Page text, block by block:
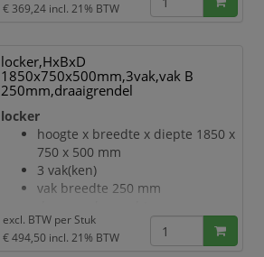
per vak een vastgelaste
verdraaibare, dubbele
schuifhaken
openslaande deur met
etikettenlijst en ventilatiesleuven
inliggende deuren met
binnenliggende penscharnieren
Elke deur is standaard uitgerust
met een systeem voor gedempte
sluiting
Hoge stabiliteit en torsiestijfheid
dankzij m
€ 369,24 incl. 21% BTW
locker,HxBxD
1850x750x500mm,3vak,vak B
250mm,draaigrendel
locker
hoogte x breedte x diepte 1850 x
750 x 500 mm
3 vak(ken)
vak breedte 250 mm
deuropeningshoek 110 °
per vak een vastgelaste
excl. BTW per Stuk
€ 494,50 incl. 21% BTW